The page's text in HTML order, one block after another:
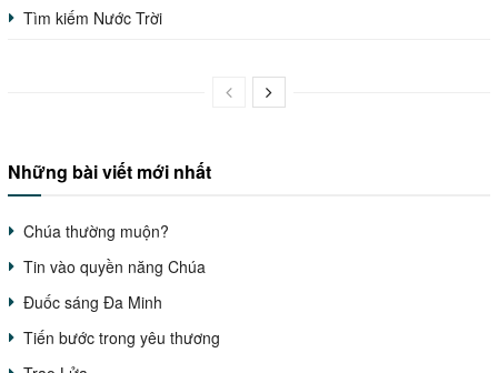
Tìm kiếm Nước Trời
Những bài viết mới nhất
Chúa thường muộn?
Tin vào quyền năng Chúa
Đuốc sáng Đa Minh
Tiến bước trong yêu thương